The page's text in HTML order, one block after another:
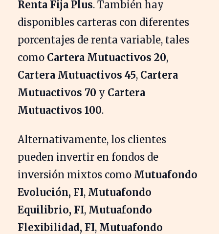
Renta Fija Plus. También hay
disponibles carteras con diferentes
porcentajes de renta variable, tales
como Cartera Mutuactivos 20,
Cartera Mutuactivos 45, Cartera
Mutuactivos 70 y Cartera
Mutuactivos 100.
Alternativamente, los clientes
pueden invertir en fondos de
inversión mixtos como Mutuafondo
Evolución, FI, Mutuafondo
Equilibrio, FI, Mutuafondo
Flexibilidad, FI, Mutuafondo